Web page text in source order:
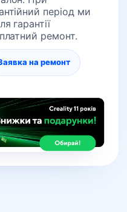
період ми
гарантії
ремонт.
на ремонт